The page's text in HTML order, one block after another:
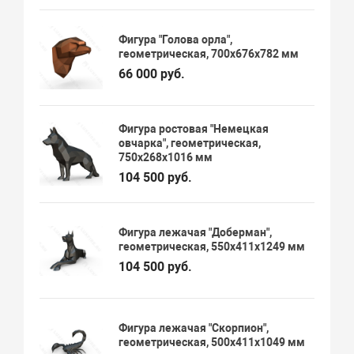
Фигура "Голова орла",
геометрическая, 700х676х782 мм
66 000 руб.
Фигура ростовая "Немецкая
овчарка", геометрическая,
750х268х1016 мм
104 500 руб.
Фигура лежачая "Доберман",
геометрическая, 550х411х1249 мм
104 500 руб.
Фигура лежачая "Скорпион",
геометрическая, 500х411х1049 мм